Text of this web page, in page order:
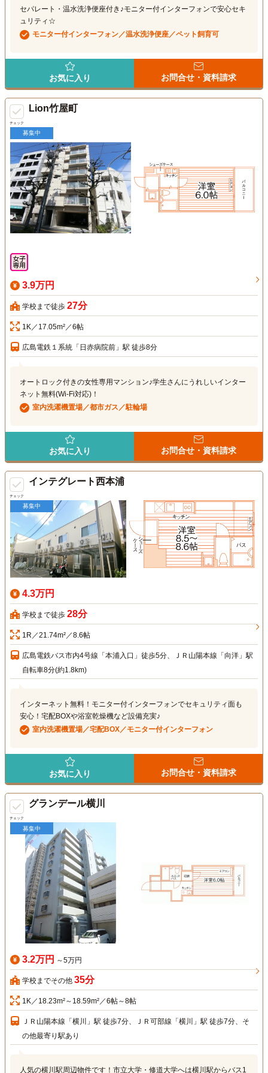
セパレート・温水洗浄便座付き♪モニター付インターフォンで安心セキ
ュリティ☆
モニター付インターフォン／温水洗浄便座／ペット飼育可
お気に入り お問合せ・資料請求
チェック
Lion竹屋町
募集中
3.9万円
学校まで徒歩 27分
1K／17.05m²／6帖
広島電鉄１系統「日赤病院前」駅 徒歩8分
オートロック付きの女性専用マンション♪学生さんにうれしいインター
ネット無料(Wi-Fi対応)！
室内洗濯機置場／都市ガス／駐輪場
お気に入り お問合せ・資料請求
チェック
インテグレート西本浦
募集中
4.3万円
学校まで徒歩 28分
1R／21.74m²／8.6帖
広島電鉄バス市内4号線「本浦入口」徒歩5分、ＪＲ山陽本線「向洋」駅
自転車8分(約1.8km)
インターネット無料！モニター付インターフォンでセキュリティ面も
安心！宅配BOXや浴室乾燥機など設備充実♪
室内洗濯機置場／宅配BOX／モニター付インターフォン
お気に入り お問合せ・資料請求
チェック
グランデール横川
募集中
3.2万円 ～5万円
学校までその他 35分
1K／18.23m²～18.59m²／6帖～8帖
ＪＲ山陽本線「横川」駅 徒歩7分、ＪＲ可部線「横川」駅 徒歩7分、そ
の他最寄り駅あり
人気の横川駅周辺物件です！市立大学・修道大学へは横川駅からバス1